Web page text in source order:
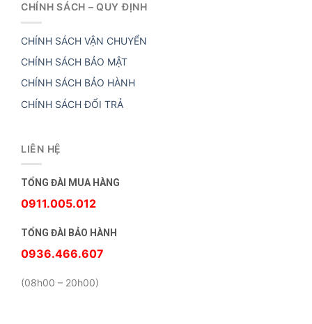
CHÍNH SÁCH – QUY ĐỊNH
CHÍNH SÁCH VẬN CHUYỂN
CHÍNH SÁCH BẢO MẬT
CHÍNH SÁCH BẢO HÀNH
CHÍNH SÁCH ĐỔI TRẢ
LIÊN HỆ
TỔNG ĐÀI MUA HÀNG
0911.005.012
TỔNG ĐÀI BẢO HÀNH
0936.466.607
(08h00 – 20h00)